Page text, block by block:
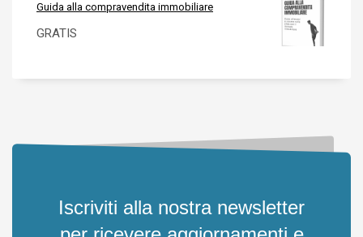
Guida alla compravendita immobiliare
GRATIS
Iscriviti alla nostra newsletter